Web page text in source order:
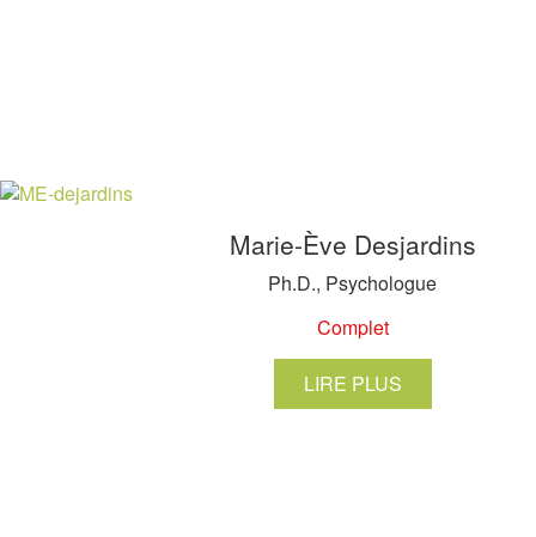
Marie-Ève Desjardins
Ph.D., Psychologue
Complet
LIRE PLUS